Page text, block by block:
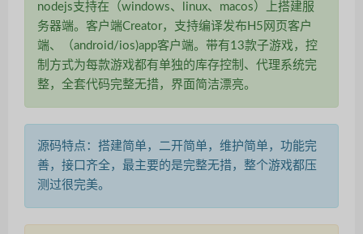
nodejs支持在（windows、linux、macos）上搭建服
务器端。客户端Creator，支持编译发布H5网页客户
端、（android/ios)app客户端。带有13款子游戏，控
制方式为每款游戏都有单独的库存控制、代理系统完
整，全套代码完整无措，界面简洁漂亮。
源码特点：搭建简单，二开简单，维护简单，功能完
善，接口齐全，最主要的是完整无措，整个游戏都压
测过很完美。